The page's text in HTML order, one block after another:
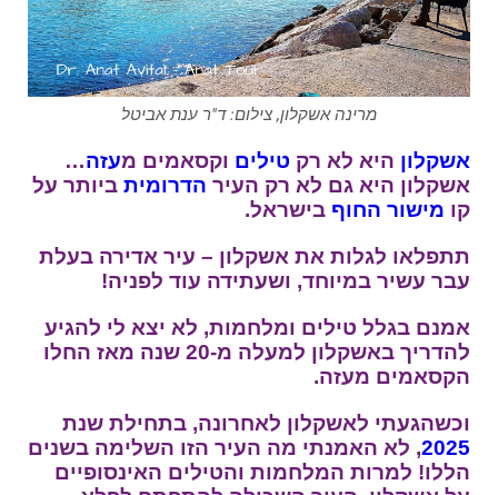
מרינה אשקלון, צילום: ד"ר ענת אביטל
אשקלון היא לא רק טילים וקסאמים מעזה…
אשקלון היא גם לא רק העיר הדרומית ביותר על
קו מישור החוף בישראל.
תתפלאו לגלות את אשקלון – עיר אדירה בעלת
עבר עשיר במיוחד, ושעתידה עוד לפניה!
אמנם בגלל טילים ומלחמות, לא יצא לי להגיע
להדריך באשקלון למעלה מ-20 שנה מאז החלו
הקסאמים מעזה.
וכשהגעתי לאשקלון לאחרונה, בתחילת שנת
2025, לא האמנתי מה העיר הזו השלימה בשנים
הללו! למרות המלחמות והטילים האינסופיים